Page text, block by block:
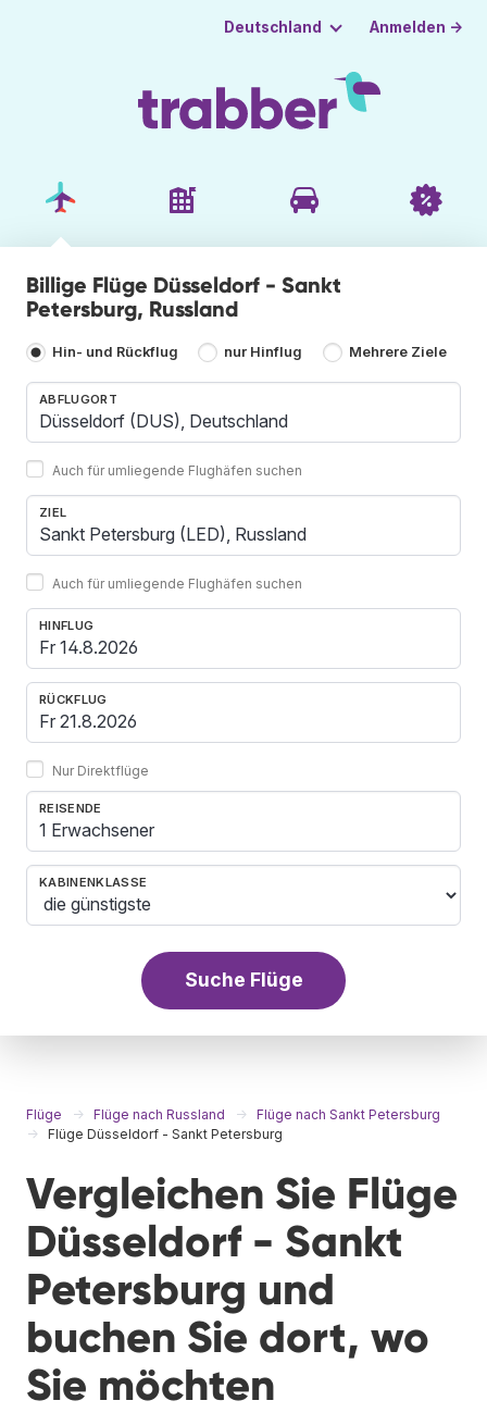
Deutschland Anmelden →
Billige Flüge Düsseldorf - Sankt
Petersburg, Russland
Hin- und Rückflug nur Hinflug Mehrere Ziele
ABFLUGORT
Auch für umliegende Flughäfen suchen
ZIEL
Auch für umliegende Flughäfen suchen
HINFLUG
RÜCKFLUG
Nur Direktflüge
REISENDE
1 Erwachsener
KABINENKLASSE
Suche Flüge
Flüge Flüge nach Russland
Flüge nach Sankt Petersburg
Flüge Düsseldorf - Sankt Petersburg
Vergleichen Sie Flüge
Düsseldorf - Sankt
Petersburg und
buchen Sie dort, wo
Sie möchten